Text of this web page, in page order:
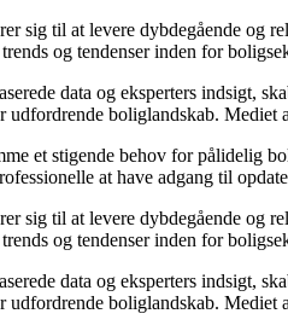
sig til at levere dybdegående og
trends og tendenser inden for
data og eksperters indsigt,
udfordrende boliglandskab.
et stigende behov for pålidelig
at have adgang til
sig til at levere dybdegående og
trends og tendenser inden for
data og eksperters indsigt,
udfordrende boliglandskab.